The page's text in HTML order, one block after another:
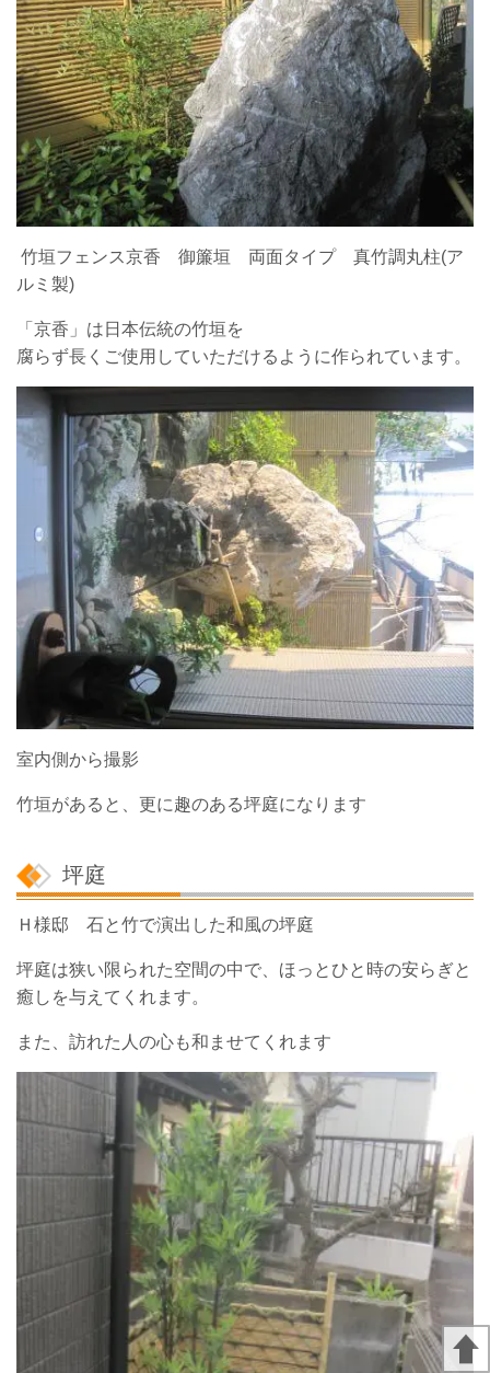
竹垣フェンス京香 御簾垣 両面タイプ 真竹調丸柱(ア
ルミ製)
「京香」は日本伝統の竹垣を
腐らず長くご使用していただけるように作られています。
室内側から撮影
竹垣があると、更に趣のある坪庭になります
坪庭
Ｈ様邸 石と竹で演出した和風の坪庭
坪庭は狭い限られた空間の中で、ほっとひと時の安らぎと
癒しを与えてくれます。
また、訪れた人の心も和ませてくれます